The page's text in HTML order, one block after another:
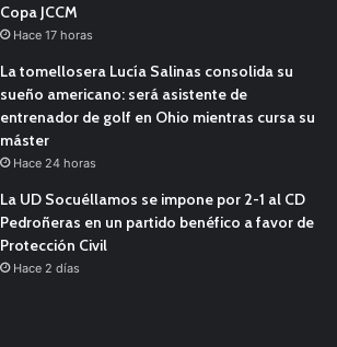
Copa JCCM
Hace 17 horas
La tomellosera Lucía Salinas consolida su
sueño americano: será asistente de
entrenador de golf en Ohio mientras cursa su
máster
Hace 24 horas
La UD Socuéllamos se impone por 2-1 al CD
Pedroñeras en un partido benéfico a favor de
Protección Civil
Hace 2 días